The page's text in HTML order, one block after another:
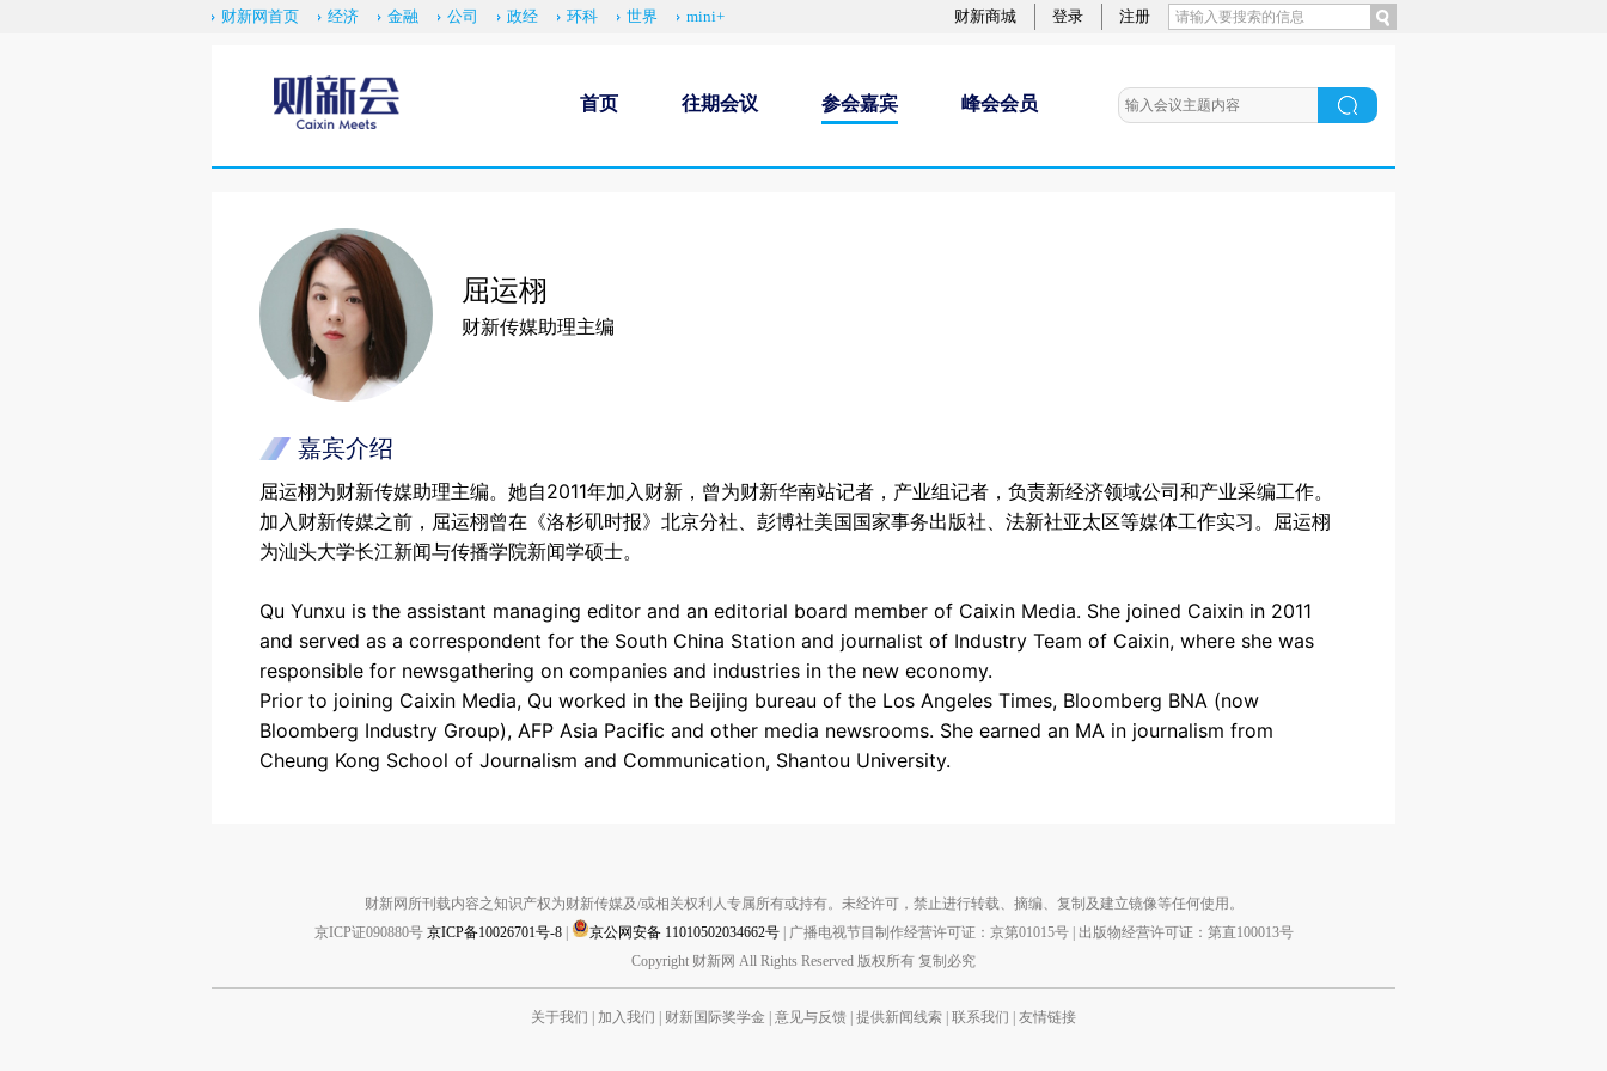
财新商城 登录 注册
财新网首页 经济 金融 公司 政经 环科 世界 mini+
首页 往期会议 参会嘉宾 峰会会员
屈运栩
财新传媒助理主编
嘉宾介绍
屈运栩为财新传媒助理主编。她自2011年加入财新，曾为财新华南站记者，产业组记者，负责新经济领域公司和产业采编工作。
加入财新传媒之前，屈运栩曾在《洛杉矶时报》北京分社、彭博社美国国家事务出版社、法新社亚太区等媒体工作实习。屈运栩
为汕头大学长江新闻与传播学院新闻学硕士。
Qu Yunxu is the assistant managing editor and an editorial board member of Caixin Media. She joined Caixin in 2011
and served as a correspondent for the South China Station and journalist of Industry Team of Caixin, where she was
responsible for newsgathering on companies and industries in the new economy.
Prior to joining Caixin Media, Qu worked in the Beijing bureau of the Los Angeles Times, Bloomberg BNA (now
Bloomberg Industry Group), AFP Asia Pacific and other media newsrooms. She earned an MA in journalism from
Cheung Kong School of Journalism and Communication, Shantou University.
财新网所刊载内容之知识产权为财新传媒及/或相关权利人专属所有或持有。未经许可，禁止进行转载、摘编、复制及建立镜像等任何使用。
京ICP证090880号 京ICP备10026701号-8 京公网安备 11010502034662号 广播电视节目制作经营许可证：京第01015号| 出版物经营许可证：第直100013号
Copyright 财新网 All Rights Reserved 版权所有 复制必究
关于我们 加入我们 财新国际奖学金 意见与反馈 提供新闻线索 联系我们 友情链接